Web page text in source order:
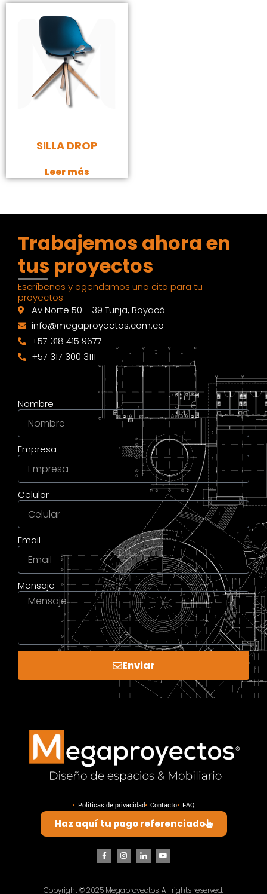
SILLA DROP
Leer más
Nombre
Empresa
Celular
Email
Mensaje
Enviar
Trabajemos ahora en
tus proyectos
Escríbenos y agendamos una cita para tu
proyectos
Av Norte 50 - 39 Tunja, Boyacá
info@megaproyectos.com.co
+57 318 415 9677
+57 317 300 3111
Politicas de privacidad Contacto FAQ
Haz aquí tu pago referenciado
Copyright © 2025 Megaproyectos, All rights reserved.